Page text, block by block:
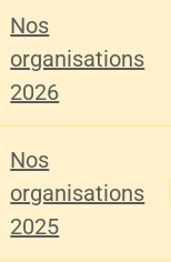
Nos
organisations
2026
Nos
organisations
2025